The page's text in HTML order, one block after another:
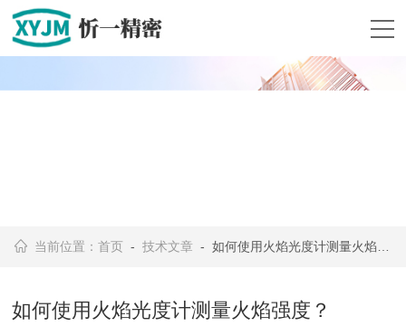
当前位置：首页 -技术文章 - 如何使用火焰光度计测量火焰强度？
如何使用火焰光度计测量火焰强度？